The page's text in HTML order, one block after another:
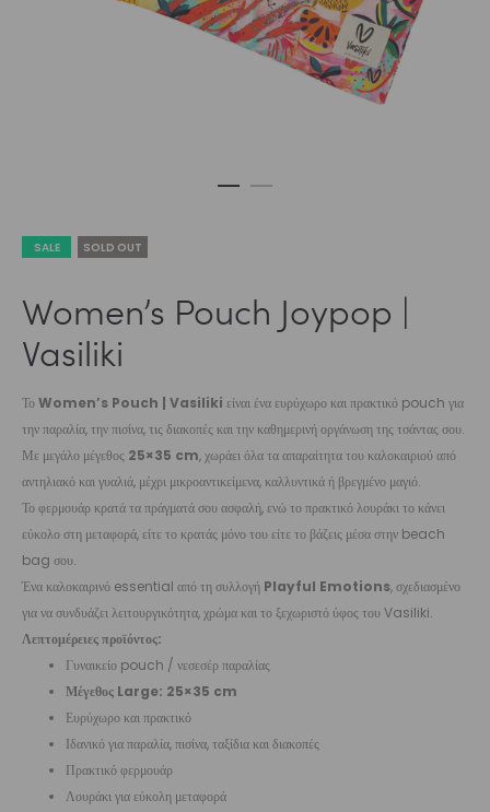
SALE SOLD OUT
Women’s Pouch Joypop |
Vasiliki
ΤοWomen’s Pouch | Vasiliki είναι ένα ευρύχωρο και πρακτικό pouch για
την παραλία, την πισίνα, τις διακοπές και την καθημερινή οργάνωση της τσάντας σου.
Με μεγάλο μέγεθος 25×35 cm, χωράει όλα τα απαραίτητα του καλοκαιριού από
αντηλιακό και γυαλιά, μέχρι μικροαντικείμενα, καλλυντικά ή βρεγμένο μαγιό.
Το φερμουάρ κρατά τα πράγματά σου ασφαλή, ενώ το πρακτικό λουράκι το κάνει
εύκολο στη μεταφορά, είτε το κρατάς μόνο του είτε το βάζεις μέσα στην beach
bag σου.
Ένα καλοκαιρινό essential από τη συλλογή Playful Emotions, σχεδιασμένο
για να συνδυάζει λειτουργικότητα, χρώμα και το ξεχωριστό ύφος του Vasiliki.
Λεπτομέρειες προϊόντος:
Γυναικείο pouch / νεσεσέρ παραλίας
Μέγεθος Large: 25×35 cm
Ευρύχωρο και πρακτικό
Ιδανικό για παραλία, πισίνα, ταξίδια και διακοπές
Πρακτικό φερμουάρ
Λουράκι για εύκολη μεταφορά